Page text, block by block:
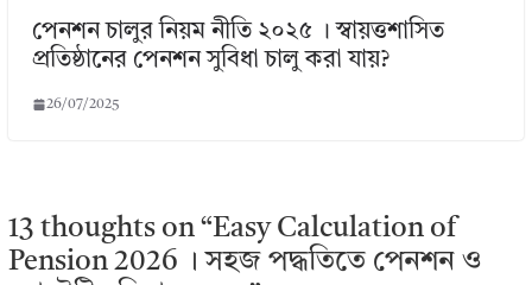
পেনশন চালুর নিয়ম নীতি ২০২৫ । স্বায়ত্তশাসিত
প্রতিষ্ঠানের পেনশন সুবিধা চালু করা যায়?
26/07/2025
13 thoughts on “Easy Calculation of
Pension 2026 । সহজ পদ্ধতিতে পেনশন ও